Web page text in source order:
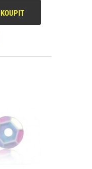
KOUPIT